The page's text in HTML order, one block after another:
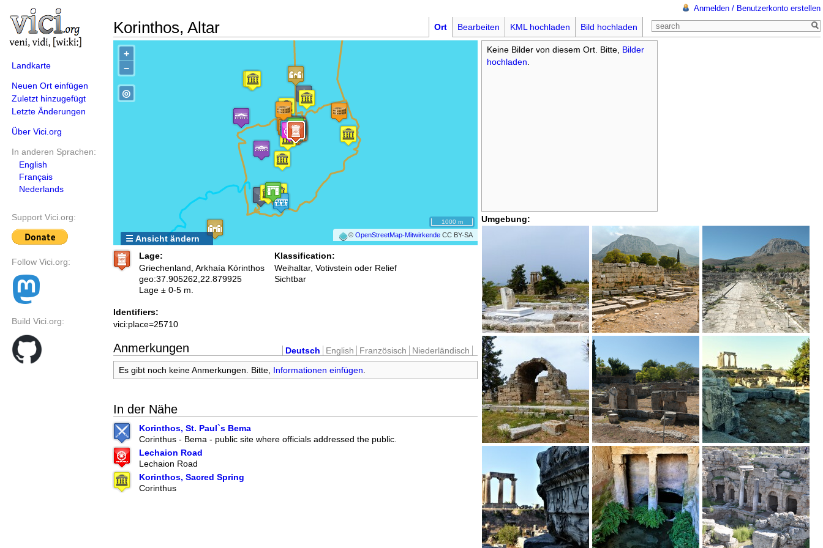
Landkarte
Neuen Ort einfügen
Zuletzt hinzugefügt
Letzte Änderungen
Über Vici.org
In anderen Sprachen:
English
Français
Nederlands
Support Vici.org:
Follow Vici.org:
Build Vici.org:
Korinthos, Altar
Anmelden / Benutzerkonto erstellen
Ort Bearbeiten KML hochladen Bild hochladen
+
−
©OpenStreetMap-Mitwirkende CC BY-SA
◎
1000 m
☰ Ansicht ändern
Keine Bilder von diesem Ort. Bitte, Bilder
hochladen
Umgebung:
Lage:
Griechenland, Arkhaía Kórinthos
geo:37.905262,22.879925
Lage ± 0-5 m.
Klassification:
Weihaltar, Votivstein oder Relief
Sichtbar
Identifiers:
vici:place=25710
Anmerkungen Deutsch English Französisch
Niederländisch
Es gibt noch keine Anmerkungen. Bitte, Informationen einfügen
In der Nähe
Korinthos, St. Paul`s Bema
Corinthus - Bema - public site where officials addressed the public.
Lechaion Road
Lechaion Road
Korinthos, Sacred Spring
Corinthus